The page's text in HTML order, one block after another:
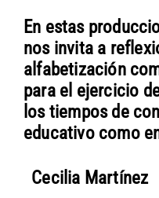
En estas
nos invita a
alfabetización
para el ejercicio
los tiempos de
educativo como
Cecilia Martínez